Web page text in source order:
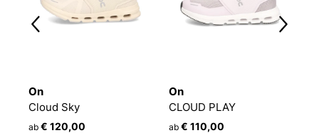
On
Cloud Sky
ab € 120,00
On
CLOUD PLAY
ab € 110,00